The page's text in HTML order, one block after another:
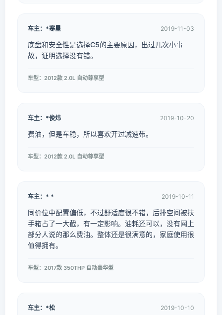
车主：*寒星 2019-11-03
底盘和安全性是选择C5的主要原因，出过几次小事
故，证明选择没有错。
车型：2012款 2.0L 自动尊享型
车主：*俊炜 2019-10-20
费油，但是车稳，所以喜欢开过减速带。
车型：2012款 2.0L 自动尊享型
车主：* * 2019-10-11
同价位中配置偏低，不过舒适度很不错，后排空间被扶
手箱占了一大截，有一定影响。油耗还可以，没有网上
部分人说的那么费油。整体还是很满意的，家庭使用很
值得拥有。
车型：2017款 350THP 自动豪华型
车主：*松 2019-10-10